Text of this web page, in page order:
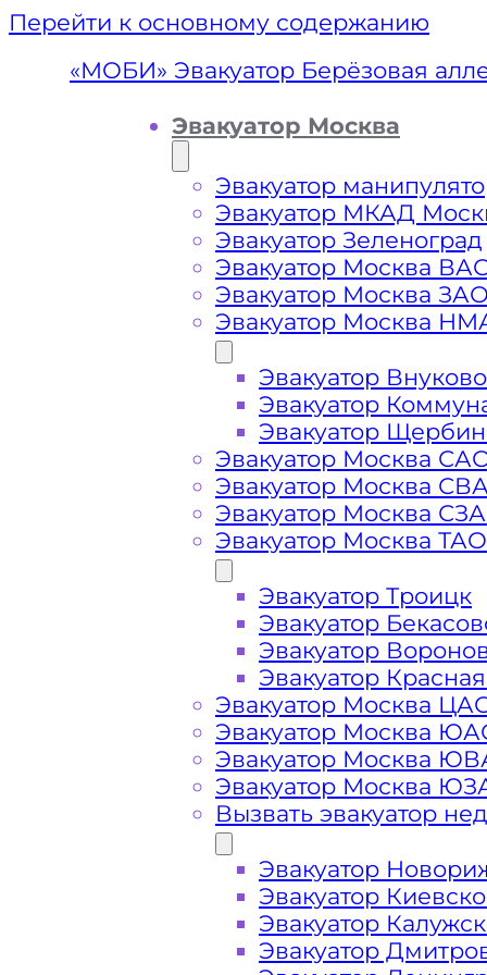
Перейти к основному содержанию
Вызвать эвакуатор
Эвакуатор Берёзовая аллея
вызове, подача ближайшего
Погрузим бережно- в наличии
автомобиля с Берёзовой аллеи
Перевезём аккуратно- за рулем
Цена известна при заказе услуги
доступная стоимость услуг без
«МОБИ» Эвакуатор Берёзовая
Эвакуатор Москва
Эвакуатор
Эвакуатор МКАД
Эвакуатор Зеленоград
Эвакуатор Москва
Эвакуатор Москва
Эвакуатор Москва
Эвакуатор Внуково
Эвакуатор
Эвакуатор
Эвакуатор Москва
Эвакуатор Москва
Эвакуатор Москва
Эвакуатор Москва ТАО
Эвакуатор Троицк
Эвакуатор
Эвакуатор
Эвакуатор
Эвакуатор Москва
Эвакуатор Москва
Эвакуатор Москва
Эвакуатор Москва
Вызвать эвакуатор
Эвакуатор
Эвакуатор
Эвакуатор
Эвакуатор